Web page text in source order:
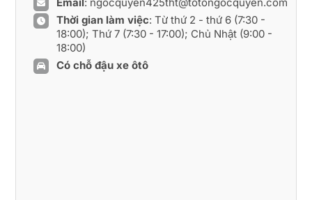
Thời gian làm việc: Từ thứ 2 - thứ 6 (7:30 -
18:00); Thứ 7 (7:30 - 17:00); Chủ Nhật (9:00 -
18:00)
Có chỗ đậu xe ôtô